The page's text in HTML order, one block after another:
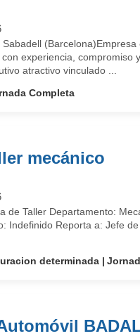
experiencia,
atractivo vinculado ...
Completa
mecánico
de Taller Departamento:
Indefinido Reporta a: Jefe
determinada